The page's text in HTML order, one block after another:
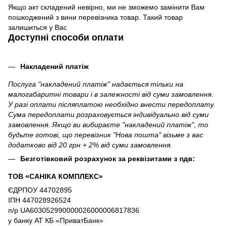
Якщо акт складений невірно, ми не зможемо замінити Вам
пошкоджений з вини перевізника товар. Такий товар
залишиться у Вас
Доступні способи оплати
Накладений платіж
Послуга "накладений платіж" надається тільки на
малогабаритні товари і в залежності від суми замовлення.
У разі оплати післяплатою необхідно внести передоплату.
Сума передоплати розраховується індивідуально від суми
замовлення. Якщо ви вибираєте "накладений платіж", то
будьте готові, що перевізник "Нова пошта" візьме з вас
додатково від 20 грн + 2% від суми замовлення.
Безготівковий розрахунок за реквізитами з пдв:
ТОВ «САНІКА КОМПЛЕКС»
ЄДРПОУ 44702895
ІПН 447028926524
п/р UA603052990000026000006817836
у банку АТ КБ «ПриватБанк»